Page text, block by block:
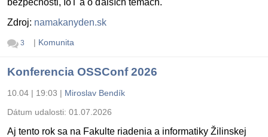
bezpečnosti, IoT a o ďalších témach.
Zdroj: namakanyden.sk
3 | Komunita
Konferencia OSSConf 2026
10.04 | 19:03 | Miroslav Bendík
Dátum udalosti: 01.07.2026
Aj tento rok sa na Fakulte riadenia a informatiky Žilinskej